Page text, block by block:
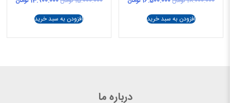
افزودن به سبد خرید افزودن به سبد خرید
درباره ما